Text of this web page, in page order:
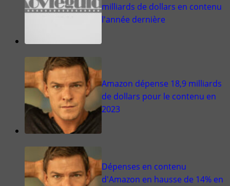
milliards de dollars en contenu
l'année dernière
Amazon dépense 18,9 milliards
de dollars pour le contenu en
2023
Dépenses en contenu
d'Amazon en hausse de 14% en